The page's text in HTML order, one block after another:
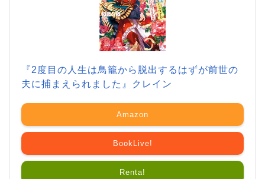
『2度目の人生は鳥籠から脱出するはずが前世の
夫に捕まえられました』クレイン
Amazon
BookLive!
Renta!